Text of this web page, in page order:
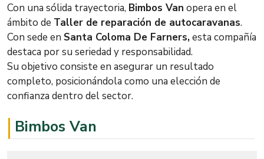
Con una sólida trayectoria, Bimbos Van opera en el
ámbito de Taller de reparación de autocaravanas.
Con sede en Santa Coloma De Farners,esta compañía
destaca por su seriedad y responsabilidad.
Su objetivo consiste en asegurar un resultado
completo, posicionándola como una elección de
confianza dentro del sector.
Bimbos Van